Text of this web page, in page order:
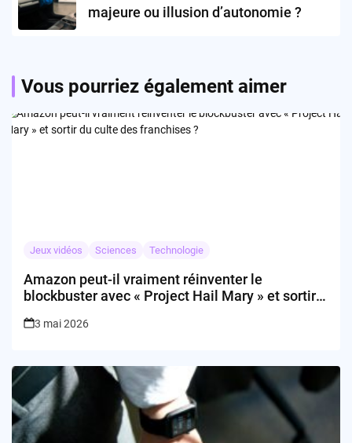
majeure ou illusion d’autonomie ?
Vous pourriez également aimer
Jeux vidéos Sciences Technologie
Amazon peut-il vraiment réinventer le
blockbuster avec « Project Hail Mary » et sortir
3 mai 2026